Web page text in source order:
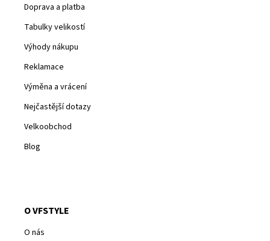
Doprava a platba
Tabulky velikostí
Výhody nákupu
Reklamace
Výměna a vrácení
Nejčastější dotazy
Velkoobchod
Blog
O VFSTYLE
O nás